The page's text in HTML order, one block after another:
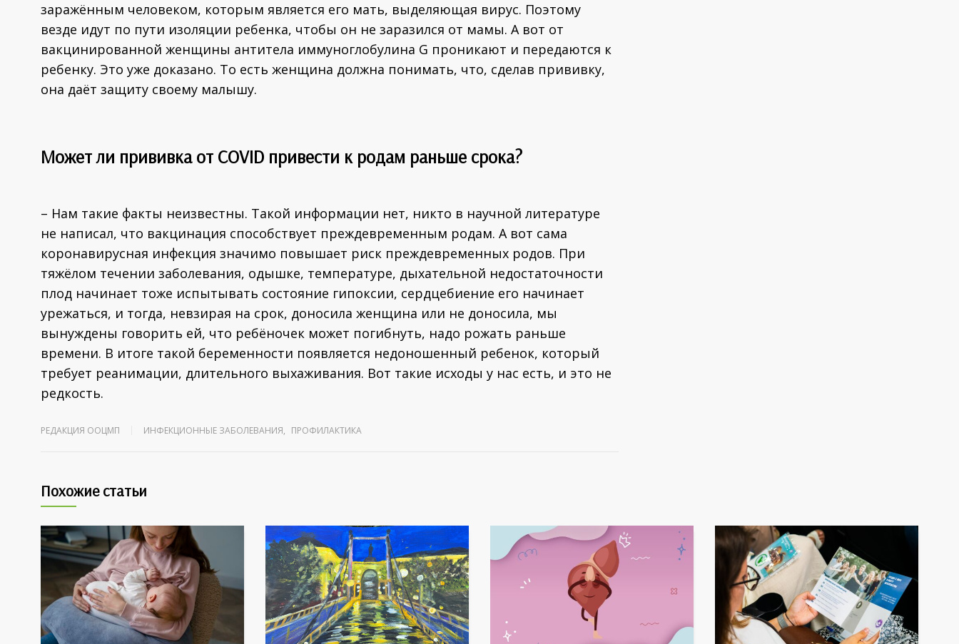
заражённым человеком, которым является его мать, выделяющая вирус. Поэтому
везде идут по пути изоляции ребенка, чтобы он не заразился от мамы. А вот от
вакцинированной женщины антитела иммуноглобулина G проникают и передаются к
ребенку. Это уже доказано. То есть женщина должна понимать, что, сделав прививку,
она даёт защиту своему малышу.
Может ли прививка от COVID привести к родам раньше срока?
– Нам такие факты неизвестны. Такой информации нет, никто в научной литературе
не написал, что вакцинация способствует преждевременным родам. А вот сама
коронавирусная инфекция значимо повышает риск преждевременных родов. При
тяжёлом течении заболевания, одышке, температуре, дыхательной недостаточности
плод начинает тоже испытывать состояние гипоксии, сердцебиение его начинает
урежаться, и тогда, невзирая на срок, доносила женщина или не доносила, мы
вынуждены говорить ей, что ребёночек может погибнуть, надо рожать раньше
времени. В итоге такой беременности появляется недоношенный ребенок, который
требует реанимации, длительного выхаживания. Вот такие исходы у нас есть, и это не
редкость.
РЕДАКЦИЯ ООЦМП ИНФЕКЦИОННЫЕ ЗАБОЛЕВАНИЯ, ПРОФИЛАКТИКА
Похожие статьи